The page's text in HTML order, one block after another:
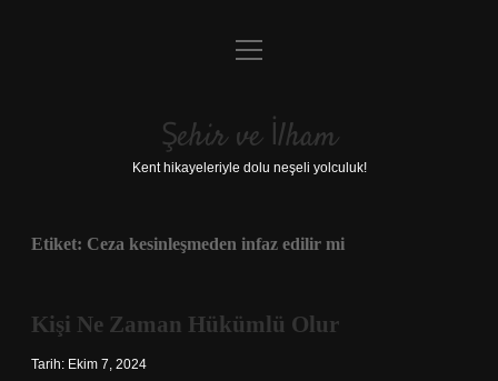
Anasayfa
Yasal Uyarı
menüyü
Şehir ve İlham
Kent hikayeleriyle dolu neşeli yolculuk!
Etiket: Ceza kesinleşmeden infaz edilir mi
Kişi Ne Zaman Hükümlü Olur
Tarih: Ekim 7, 2024